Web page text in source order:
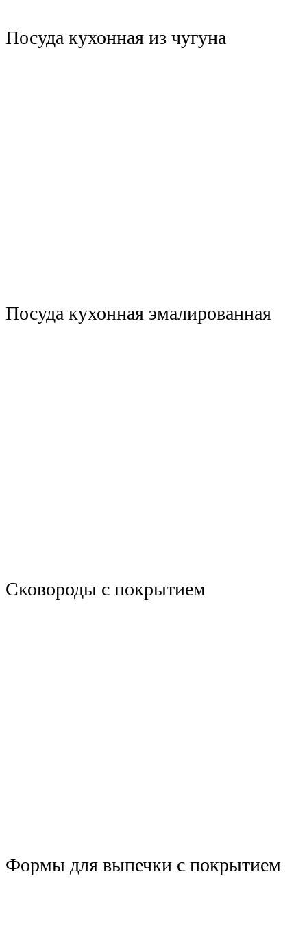
Посуда кухонная из чугуна
Посуда кухонная эмалированная
Сковороды с покрытием
Формы для выпечки с покрытием